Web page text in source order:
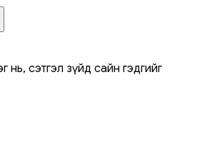
нь, сэтгэл зүйд сайн гэдгийг